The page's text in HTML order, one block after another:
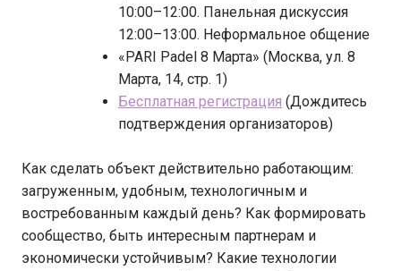
10:00–12:00. Панельная дискуссия
12:00–13:00. Неформальное общение
«PARI Padel 8 Марта» (Москва, ул. 8
Марта, 14, стр. 1)
Бесплатная регистрация (Дождитесь
подтверждения организаторов)
Как сделать объект действительно работающим:
загруженным, удобным, технологичным и
востребованным каждый день? Как формировать
сообщество, быть интересным партнерам и
экономически устойчивым? Какие технологии